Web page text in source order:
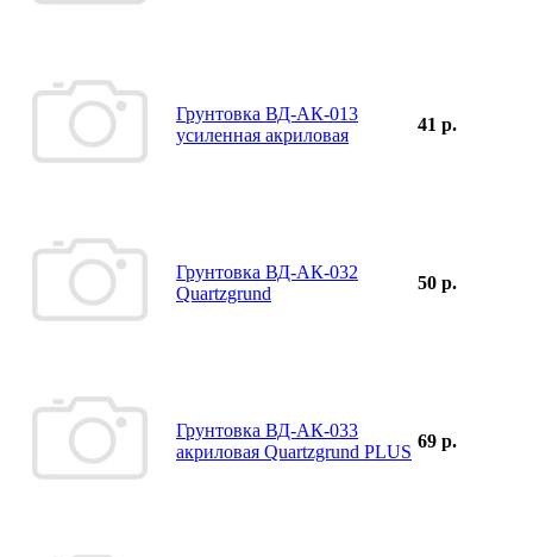
Грунтовка ВД-АК-013
усиленная акриловая
41 р.
Грунтовка ВД-АК-032
Quartzgrund
50 р.
Грунтовка ВД-АК-033
акриловая Quartzgrund PLUS
69 р.